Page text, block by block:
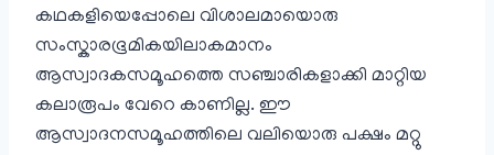
കഥകളിയെപ്പോലെ വിശാലമായൊരു
സംസ്കാരഭൂമികയിലാകമാനം
ആസ്വാദകസമൂഹത്തെ സഞ്ചാരികളാക്കി മാറ്റിയ
കലാരൂപം വേറെ കാണില്ല. ഈ
ആസ്വാദനസമൂഹത്തിലെ വലിയൊരു പക്ഷം മറ്റു